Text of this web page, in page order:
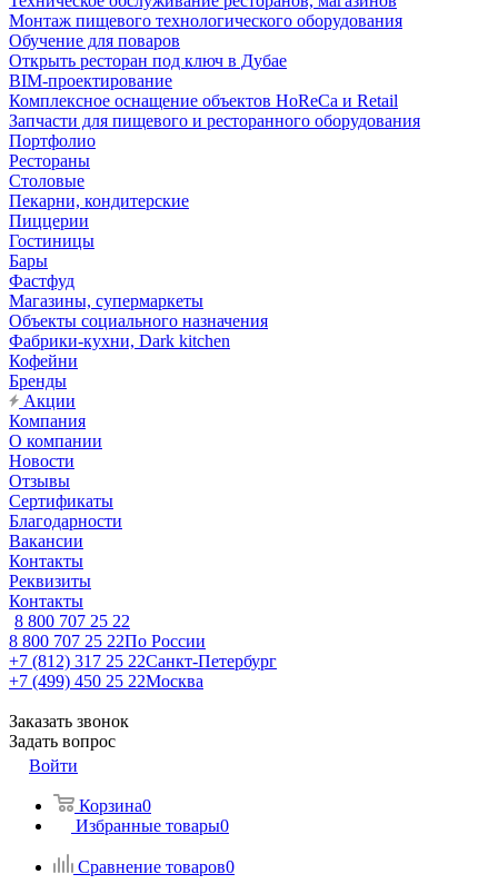
Монтаж пищевого технологического оборудования
Обучение для поваров
Открыть ресторан под ключ в Дубае
BIM-проектирование
Комплексное оснащение объектов HoReCa и Retail
Запчасти для пищевого и ресторанного оборудования
Портфолио
Рестораны
Столовые
Пекарни, кондитерские
Пиццерии
Гостиницы
Бары
Фастфуд
Магазины, супермаркеты
Объекты социального назначения
Фабрики-кухни, Dark kitchen
Кофейни
Бренды
Акции
Компания
О компании
Новости
Отзывы
Сертификаты
Благодарности
Вакансии
Контакты
Реквизиты
Контакты
8 800 707 25 22
8 800 707 25 22По России
+7 (812) 317 25 22Санкт-Петербург
+7 (499) 450 25 22Москва
Заказать звонок
Задать вопрос
Войти
Корзина0
Избранные товары0
Сравнение товаров0